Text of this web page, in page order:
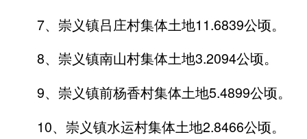
7、崇义镇吕庄村集体土地11.6839公顷。
8、崇义镇南山村集体土地3.2094公顷。
9、崇义镇前杨香村集体土地5.4899公顷。
10、崇义镇水运村集体土地2.8466公顷。